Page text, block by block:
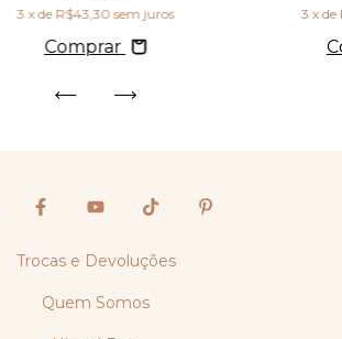
3 x de R$43,30 sem juros
Comprar
3 x de
Trocas e Devoluções
Quem Somos